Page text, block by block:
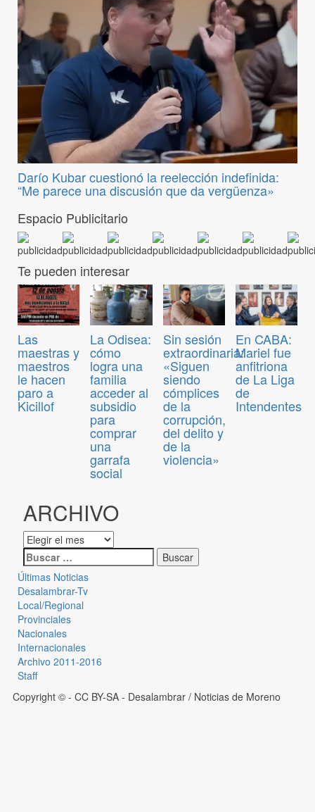
Darío Kubar cuestionó la reelección indefinida:
“Me parece una discusión que da vergüenza»
Espacio Publicitario
Te pueden interesar
Las
maestras y
maestros
le hacen
paro a
Kicillof
La Odisea:
cómo
logra una
familia
acceder al
subsidio
para
comprar
una
garrafa
social
Sin sesión
extraordinaria:
«Siguen
siendo
cómplices
de la
corrupción,
del delito y
de la
violencia»
En CABA:
Mariel fue
anfitriona
de La Liga
de
Intendentes
ARCHIVO
Últimas Noticias
Desalambrar-Tv
Local/Regional
Provinciales
Nacionales
Internacionales
Archivo 2011-2016
Staff
Copyright © - CC BY-SA - Desalambrar / Noticias de Moreno